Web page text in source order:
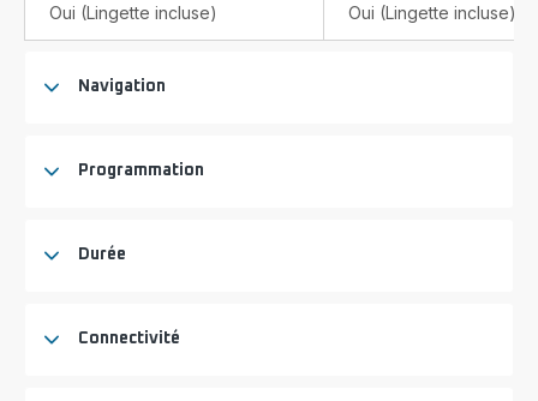
Oui (Lingette incluse) Oui (Lingette incluse)
Navigation
Programmation
Durée
Connectivité